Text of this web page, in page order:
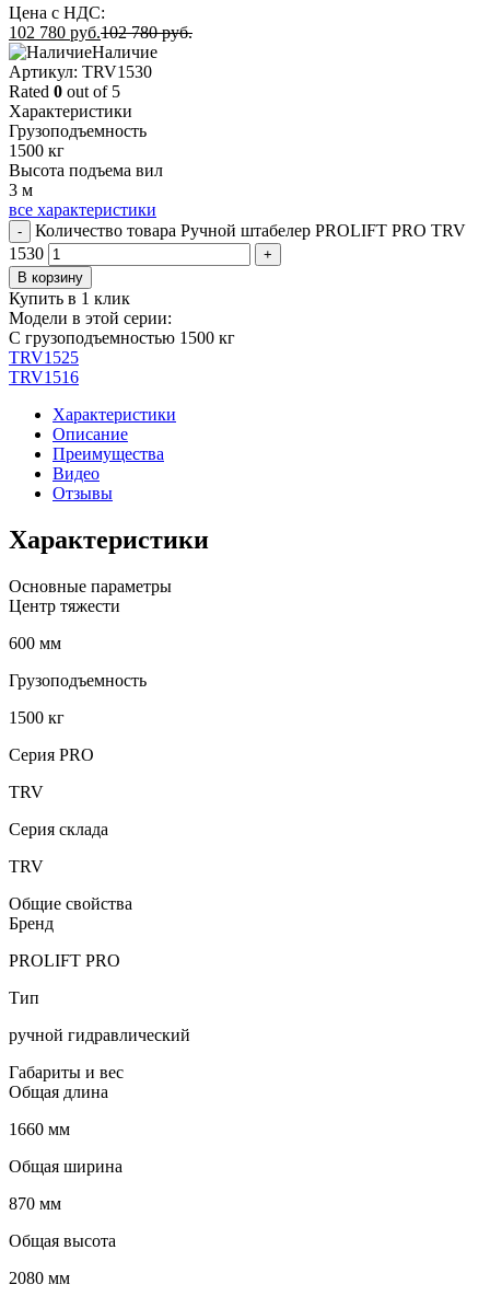
Цена с НДС:
102 780 руб.102 780руб.
Наличие
Aртикул: TRV1530
Rated 0 out of 5
Характеристики
Грузоподъемность
1500 кг
Высота подъема вил
3 м
все характеристики
-
Количество товара Ручной штабелер PROLIFT PRO TRV
1530
+
В корзину
Купить в 1 клик
Модели в этой серии:
С грузоподъемностью 1500 кг
TRV1525
TRV1516
Характеристики
Описание
Преимущества
Видео
Отзывы
Характеристики
Основные параметры
Центр тяжести
600 мм
Грузоподъемность
1500 кг
Серия PRO
TRV
Серия склада
TRV
Общие свойства
Бренд
PROLIFT PRO
Тип
ручной гидравлический
Габариты и вес
Общая длина
1660 мм
Общая ширина
870 мм
Общая высота
2080 мм